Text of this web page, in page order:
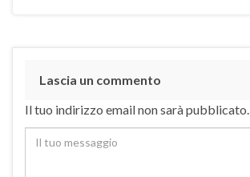
Lascia un commento
Il tuo indirizzo email non sarà pubblicato.